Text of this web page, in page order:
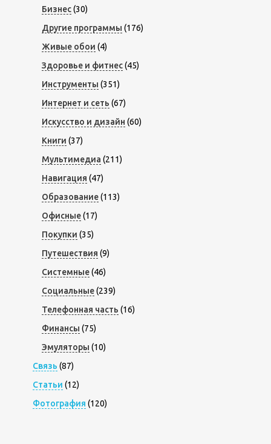
Бизнес(30)
Другие программы (176)
Живые обои (4)
Здоровье и фитнес(45)
Инструменты (351)
Интернет и сеть (67)
Искусство и дизайн (60)
Книги (37)
Мультимедиа (211)
Навигация (47)
Образование(113)
Офисные(17)
Покупки (35)
Путешествия (9)
Системные(46)
Социальные(239)
Телефонная часть (16)
Финансы (75)
Эмуляторы (10)
Связь (87)
Статьи (12)
Фотография (120)